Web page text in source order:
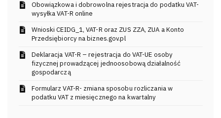
Obowiązkowa i dobrowolna rejestracja do podatku VAT-
wysyłka VAT-R online
Wnioski CEIDG_1, VAT-R oraz ZUS ZZA, ZUA a Konto
Przedsiębiorcy na biznes.gov.pl
Deklaracja VAT-R – rejestracja do VAT-UE osoby
fizycznej prowadzącej jednoosobową działalność
gospodarczą
Formularz VAT-R- zmiana sposobu rozliczania w
podatku VAT z miesięcznego na kwartalny